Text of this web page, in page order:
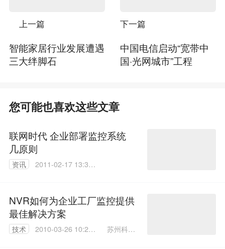
上一篇
智能家居行业发展遭遇
三大绊脚石
下一篇
中国电信启动“宽带中
国·光网城市”工程
您可能也喜欢这些文章
联网时代 企业部署监控系统
几原则
资讯
2011-02-17 13:33:
NVR如何为企业工厂监控提供
最佳解决方案
技术
2010-03-26 10:20:
苏州科达